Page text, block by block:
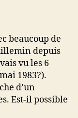
beaucoup de
depuis
vu les 6
1983?).
d’un
Est-il possible